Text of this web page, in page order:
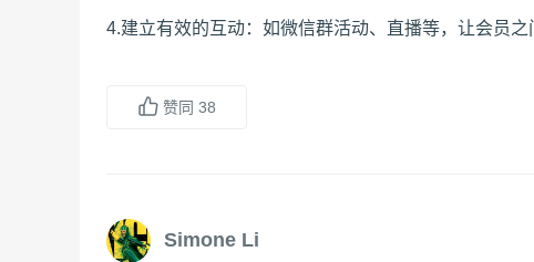
4.建立有效的互动：如微信群活动、直播等，让会员
赞同 38
Simone Li